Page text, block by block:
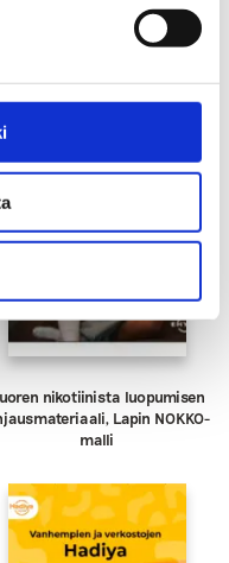
julistesarja ja tarrat
nikotiinista luopumisen
Lapin NOKKO-
malli